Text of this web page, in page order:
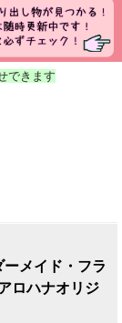
できます
ーメイド・フラ
ロハナオリジ